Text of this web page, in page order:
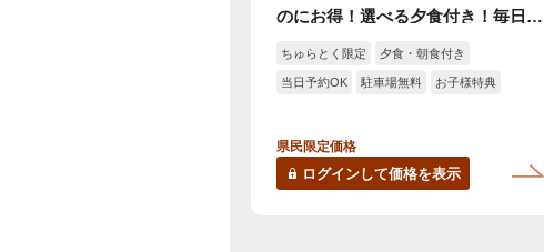
のにお得！選べる夕食付き！毎日2
1:00までナイトプール開催！駐車場
ちゅらとく限定 夕食・朝食付き
当日予約OK 駐車場無料 お子様特典
県民限定価格
ログインして価格を表示